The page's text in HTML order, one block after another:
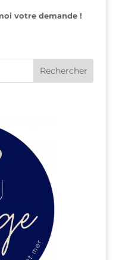
votre demande !